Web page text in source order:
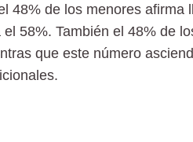
48% de los menores afirma
58%. También el 48% de
que este número